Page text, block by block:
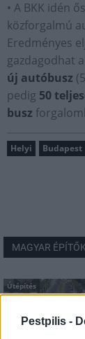
Pestpilis -
• A BKK idén
közforgalmú
Eredményes
gazdagodhat
új autóbusz
pedig 50
busz
Helyi Budapest
MAGYAR ÉPÍTŐK
Útépítés